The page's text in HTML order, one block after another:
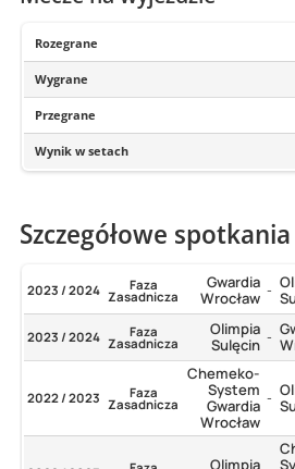
Rozegrane
Wygrane
Przegrane
Wynik w setach
Szczegółowe spotkania
2023 / 2024 Faza
Zasadnicza
Gwardia
Wrocław -
2023 / 2024 Faza
Zasadnicza
Olimpia
Sulęcin -
2022 / 2023 Faza
Zasadnicza
Chemeko-
System
Gwardia
Wrocław
-
Olimpia